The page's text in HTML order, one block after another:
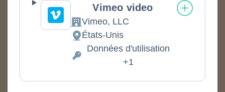
Vimeo video
Entreprise:
Vimeo, LLC
Lieu de traitement :
États-Unis
Données personnelles traitées :
Données d'utilisation
+1